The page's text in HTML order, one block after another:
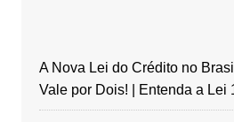
A Nova Lei do Crédito no
Vale por Dois! | Entenda a Lei